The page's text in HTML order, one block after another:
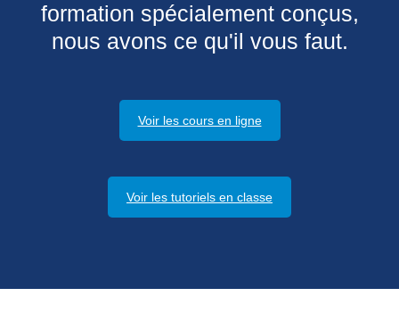
formation spécialement conçus,
nous avons ce qu'il vous faut.
Voir les cours en ligne
Voir les tutoriels en classe